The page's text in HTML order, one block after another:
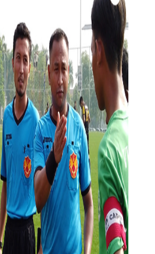
mes de febrero, el
sufrir variacin alguna,
del IFAB examinar
realizados alrededor del
por la tarjeta azul y
cambio de la ley de fuera de
semiautomtico: «Parece
la mesa, ha habido
. Como es lgico, los
un cambio, algo que no
y resto del equipo.
el momento de realizar el
supondra y el impacto que
superar esa prueba, la ley